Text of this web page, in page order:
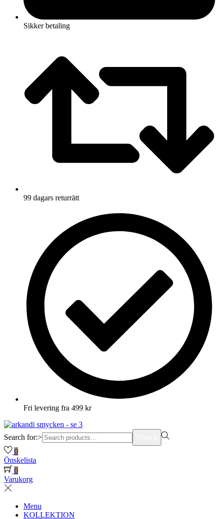
Sikker betaling
99 dagars returrätt
Fri levering fra 499 kr
Search for:>
0
Önskelista
0
Varukorg
Menu
KOLLEKTION